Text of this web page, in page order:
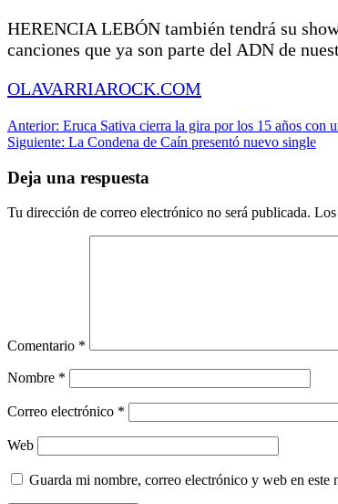
HERENCIA LEBÓN también tendrá su
canciones que ya son parte del ADN de
OLAVARRIAROCK.COM
Navegación
de
entradas
Anterior: Eruca Sativa cierra la gira por los 15 años con
Siguiente: La Condena de Caín presentó nuevo single
Deja una respuesta
Tu dirección de correo electrónico no será publicada. Los
Comentario *
Nombre *
Correo electrónico *
Web
Guarda mi nombre, correo electrónico y web en este